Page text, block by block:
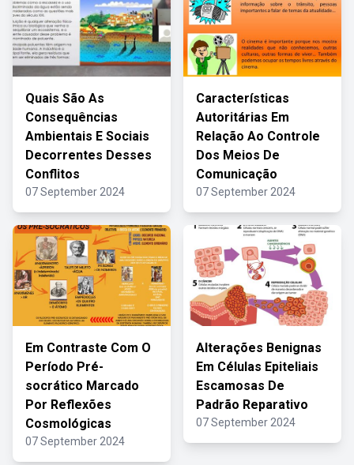
Quais São As
Consequências
Ambientais E Sociais
Decorrentes Desses
Conflitos
07 September 2024
Características
Autoritárias Em
Relação Ao Controle
Dos Meios De
Comunicação
07 September 2024
Em Contraste Com O
Período Pré-
socrático Marcado
Por Reflexões
Cosmológicas
07 September 2024
Alterações Benignas
Em Células Epiteliais
Escamosas De
Padrão Reparativo
07 September 2024